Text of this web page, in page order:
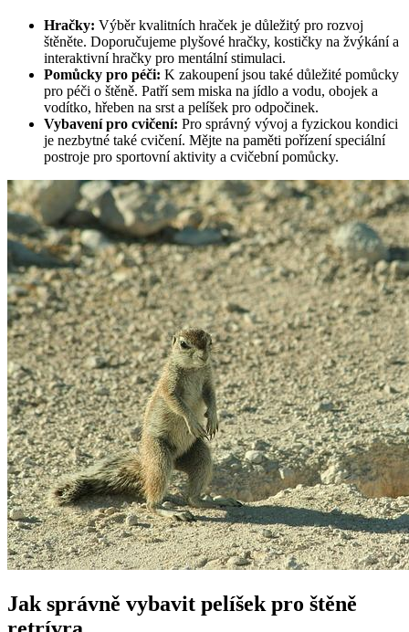
Hračky: Výběr kvalitních hraček je důležitý pro rozvoj
štěněte. Doporučujeme plyšové hračky, kostičky na žvýkání a
interaktivní hračky pro mentální stimulaci.
Pomůcky pro péči: K zakoupení jsou také důležité pomůcky
pro péči o štěně. Patří sem miska na jídlo a vodu, obojek a
vodítko, hřeben na srst a pelíšek pro odpočinek.
Vybavení pro cvičení: Pro správný vývoj a fyzickou kondici
je nezbytné také cvičení. Mějte na paměti pořízení speciální
postroje pro sportovní aktivity a cvičební pomůcky.
Jak správně vybavit pelíšek pro štěně